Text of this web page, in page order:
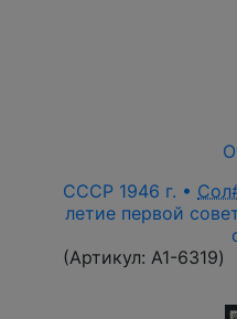
СССР 1946 г. •
летие первой
(Артикул: A1-6319)